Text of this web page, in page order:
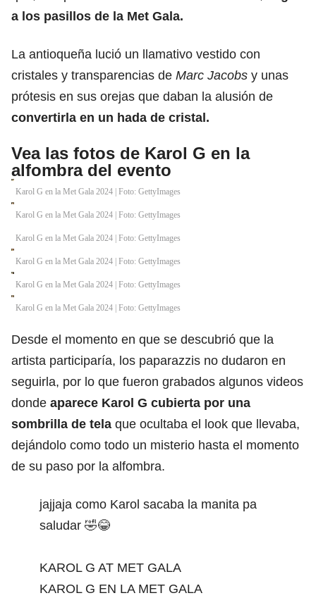
a los pasillos de la Met Gala.
La antioqueña lució un llamativo vestido con
cristales y transparencias de Marc Jacobs y unas
prótesis en sus orejas que daban la alusión de
convertirla en un hada de cristal.
Vea las fotos de Karol G en la
alfombra del evento
Karol G en la Met Gala 2024 | Foto: GettyImages
Karol G en la Met Gala 2024 | Foto: GettyImages
Karol G en la Met Gala 2024 | Foto: GettyImages
Karol G en la Met Gala 2024 | Foto: GettyImages
Karol G en la Met Gala 2024 | Foto: GettyImages
Karol G en la Met Gala 2024 | Foto: GettyImages
Desde el momento en que se descubrió que la
artista participaría, los paparazzis no dudaron en
seguirla, por lo que fueron grabados algunos videos
donde aparece Karol G cubierta por una
sombrilla de tela que ocultaba el look que llevaba,
dejándolo como todo un misterio hasta el momento
de su paso por la alfombra.
jajjaja como Karol sacaba la manita pa
saludar 🤣😂
KAROL G AT MET GALA
KAROL G EN LA MET GALA